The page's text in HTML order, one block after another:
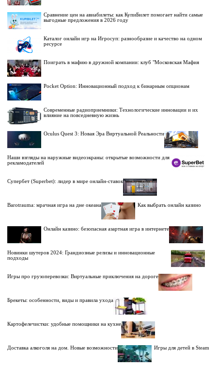
Сравнение цен на авиабилеты: как КупиБилет помогает найти самые
выгодные предложения в 2026 году
Каталог онлайн игр на Игросуп: разнообразие и качество на одном
ресурсе
Поиграть в мафию в дружной компании: клуб "Московская Мафия
Pocket Option: Инновационный подход к бинарным опционам
Современные радиоприемники: Технологические инновации и их
влияние на повседневную жизнь
Oculus Quest 3: Новая Эра Виртуальной Реальности
Наши взгляды на наружные видеоэкраны: открытые возможности для
рекламодателей
Супербет (Superbet): лидер в мире онлайн-ставок
Barotrauma: мрачная игра на дне океана Как выбрать онлайн казино
Онлайн казино: безопасная азартная игра в интернете
Новинки шутеров 2024: Грандиозные релизы и инновационные
подходы
Игры про грузоперевозки: Виртуальные приключения на дороге
Брекеты: особенности, виды и правила ухода
Картофелечистки: удобные помощники на кухне
Доставка алкоголя на дом. Новые возможности Игры для детей в Steam